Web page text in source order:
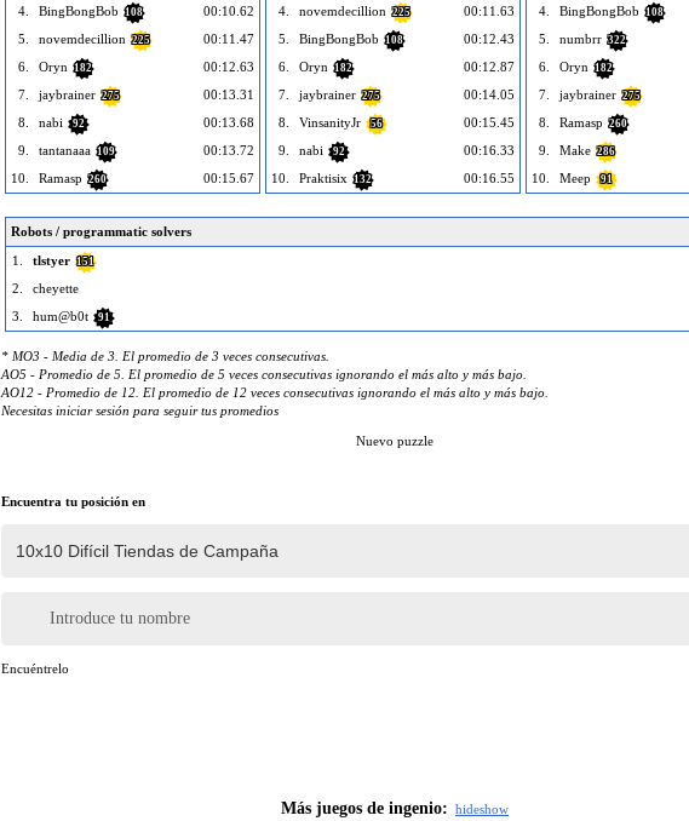
4.
BingBongBob 108
00:10.62
5.
novemdecillion 225
00:11.47
6.
Oryn 182
00:12.63
7.
jaybrainer 275
00:13.31
8.
nabi 92
00:13.68
9.
tantanaaa 109
00:13.72
10.
Ramasp 260 00:15.67
4.
novemdecillion 225
00:11.63
5.
BingBongBob 108
00:12.43
6.
Oryn 182
00:12.87
7.
jaybrainer 275
00:14.05
8.
VinsanityJr 56
00:15.45
9.
nabi 92
00:16.33
10.
Praktisix 132 00:16.55
4.
BingBongBob 108
5.
numbrr 322
6.
Oryn 182
7.
jaybrainer 275
8.
Ramasp 260
9.
Make 286
10.
Meep 91
Robots / programmatic solvers
1.
tlstyer 151
2.
cheyette
3.
hum@b0t 91
* MO3 - Media de 3. El promedio de 3 veces consecutivas.
AO5 - Promedio de 5. El promedio de 5 veces consecutivas ignorando el más alto y más bajo.
AO12 - Promedio de 12. El promedio de 12 veces consecutivas ignorando el más alto y más bajo.
Necesitas iniciar sesión para seguir tus promedios
Nuevo puzzle
Encuentra tu posición en
Introduce tu nombre
Encuéntrelo
Más juegos de ingenio: hideshow